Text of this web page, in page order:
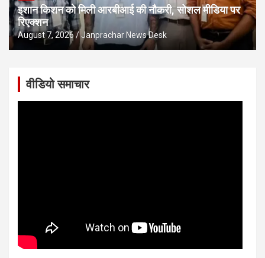
इशान किशन को मिली आरबीआई की नौकरी, सोशल मीडिया पर
रिएक्शन
August 7, 2026 Janprachar News Desk
वीडियो समाचार